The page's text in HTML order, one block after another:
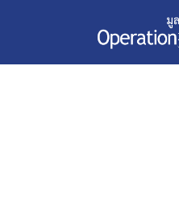
2565